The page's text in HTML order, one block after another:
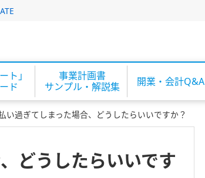
ト」
ド
事業計画書
サンプル・解説集
開業・会計Q&A
い過ぎてしまった場合、どうしたらいいですか？
どうしたらいいです